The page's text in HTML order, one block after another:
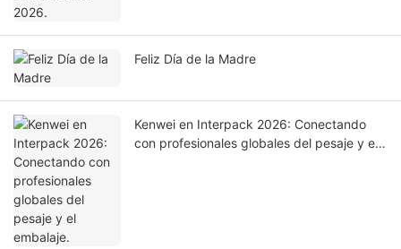
Feliz Día de la Madre
Kenwei en Interpack 2026: Conectando
con profesionales globales del pesaje y el